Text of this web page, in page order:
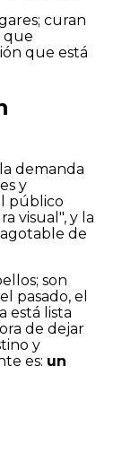
curan
que
que está
demanda
y
público
visual", y la
de
son
pasado, el
está lista
de dejar
y
es: un